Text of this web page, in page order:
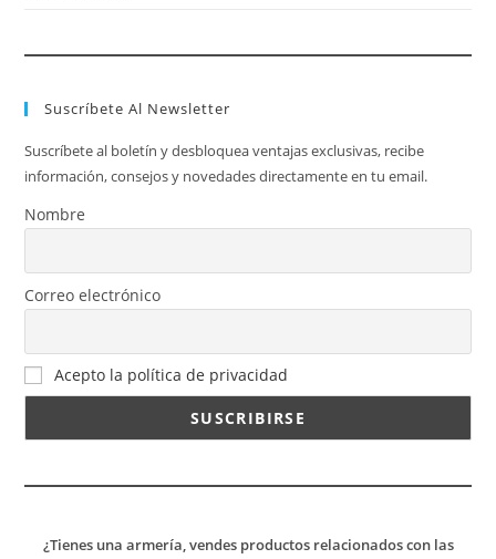
Suscríbete Al Newsletter
Suscríbete al boletín y desbloquea ventajas exclusivas, recibe
información, consejos y novedades directamente en tu email.
Nombre
Correo electrónico
Acepto la política de privacidad
¿Tienes una armería, vendes productos relacionados con las